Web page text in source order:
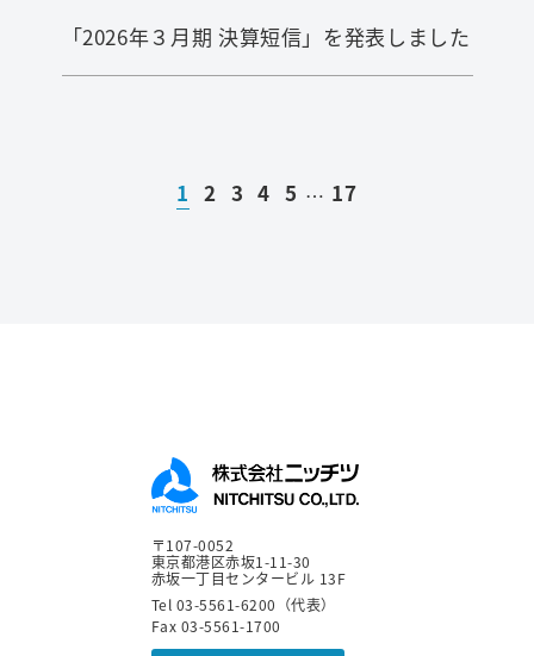
「2026年３月期 決算短信」を発表しました
1 2 3 4 5 … 17
〒107-0052
東京都港区赤坂1-11-30
赤坂一丁目センタービル 13F
Tel 03-5561-6200（代表）
Fax 03-5561-1700